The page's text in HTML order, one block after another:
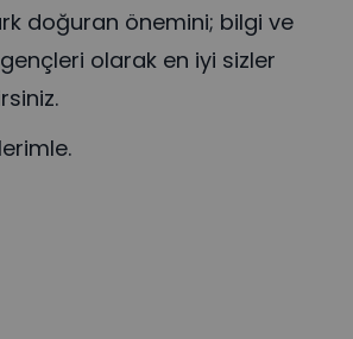
doğuran önemini; bilgi ve
olarak en iyi sizler